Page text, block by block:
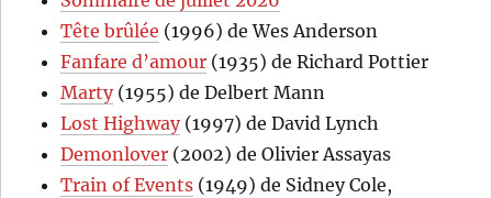
Tête brûlée (1996) de Wes Anderson
Fanfare d’amour (1935) de Richard Pottier
Marty(1955) de Delbert Mann
Lost Highway(1997) de David Lynch
Demonlover (2002) de Olivier Assayas
Train of Events (1949) de Sidney Cole,